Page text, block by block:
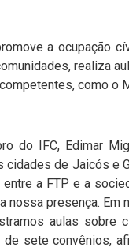
a ocupação
realiza
como o
do IFC, Edimar
cidades de Jaicós e
a FTP e a
presença. Em
aulas sobre
sete convênios,